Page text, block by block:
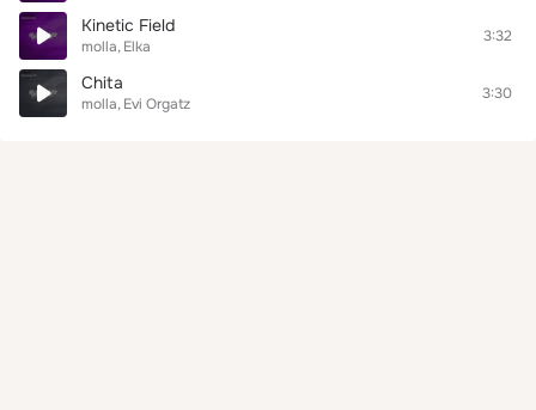
Kinetic Field
molla Elka
3:32
Chita
molla Evi Orgatz
3:30